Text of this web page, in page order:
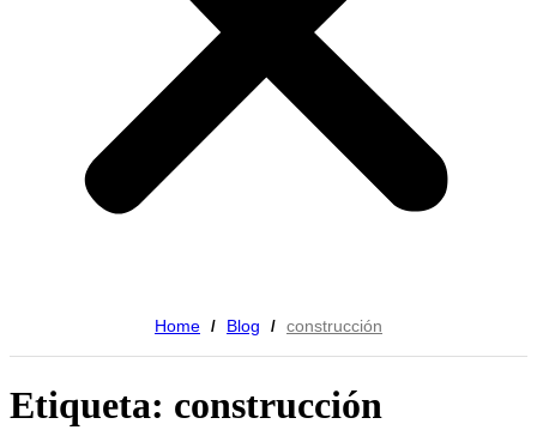
Home / Blog / construcción
Etiqueta: construcción